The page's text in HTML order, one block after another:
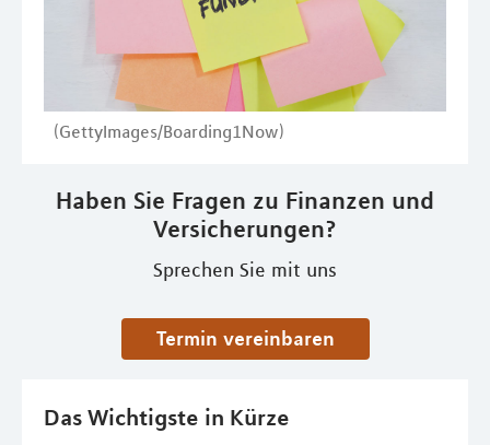
(GettyImages/Boarding1Now)
Haben Sie Fragen zu Finanzen und
Versicherungen?
Sprechen Sie mit uns
Termin vereinbaren
Das Wichtigste in Kürze